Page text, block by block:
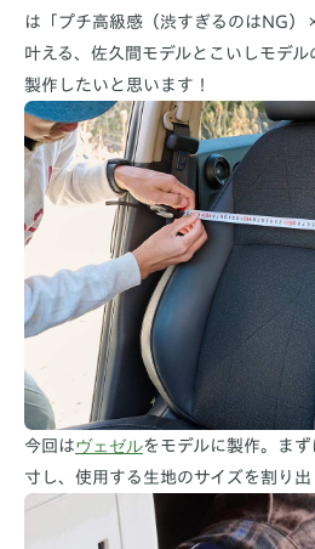
は「プチ高級感（渋すぎるのはNG
叶える、佐久間モデルとこいしモデ
製作したいと思います！
今回はヴェゼルをモデルに製作。ま
寸し、使用する生地のサイズを割り出